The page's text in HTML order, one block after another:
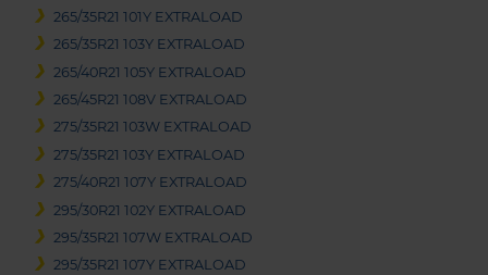
265/35R21 101Y EXTRALOAD
265/35R21 103Y EXTRALOAD
265/40R21 105Y EXTRALOAD
265/45R21 108V EXTRALOAD
275/35R21 103W EXTRALOAD
275/35R21 103Y EXTRALOAD
275/40R21 107Y EXTRALOAD
295/30R21 102Y EXTRALOAD
295/35R21 107W EXTRALOAD
295/35R21 107Y EXTRALOAD